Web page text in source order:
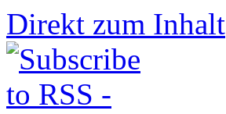
Direkt zum Inhalt